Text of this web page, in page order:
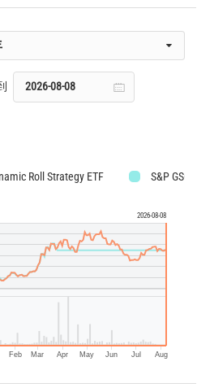
Roll Strategy ETF S&P
2026-08-08
Feb Mar Apr May Jun Jul Aug